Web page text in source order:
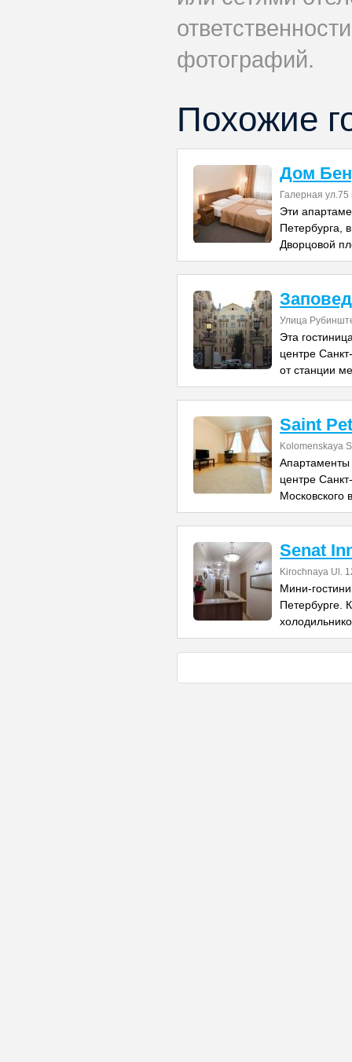
фотографий.
Похожие
Дом
Галерная ул.75
Эти
Петербурга,
Дворцовой
Улица
Эта
центре
от станции
Saint
Kolomenskaya
центре
Московского
Senat
Kirochnaya Ul.
Мини-
Петербурге.